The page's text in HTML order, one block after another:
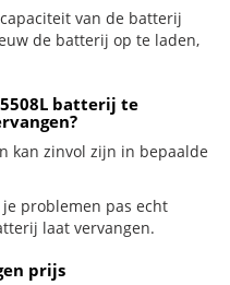
van de batterij
de batterij op te laden,
batterij te
kan zinvol zijn in bepaalde
problemen pas echt
laat vervangen.
prijs